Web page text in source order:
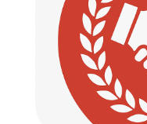
Defendemos